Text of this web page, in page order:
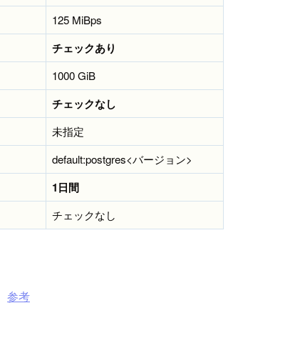
125 MiBps
チェックあり
1000 GiB
チェックなし
未指定
default:postgres<バージョン>
1日間
チェックなし
参考